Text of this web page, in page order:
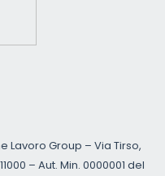
Lavoro Group – Via Tirso,
– Aut. Min. 0000001 del